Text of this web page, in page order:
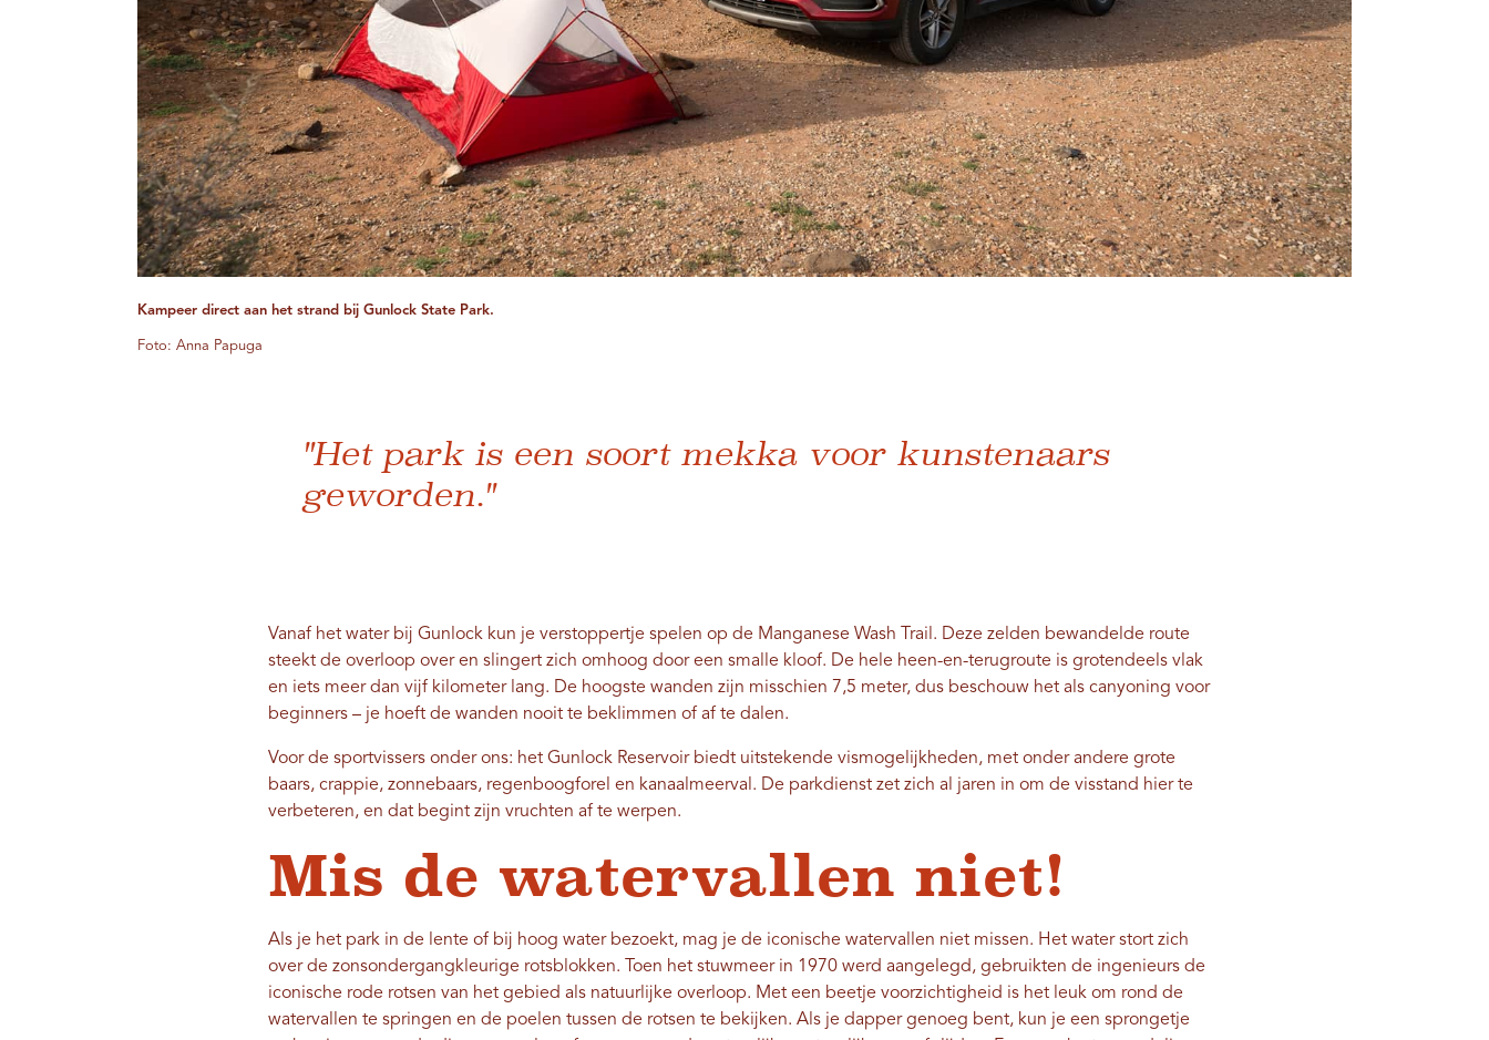
Kampeer direct aan het strand bij Gunlock State Park.
Foto: Anna Papuga
"Het park is een soort mekka voor kunstenaars
geworden."
Vanaf het water bij Gunlock kun je verstoppertje spelen op de Manganese Wash Trail. Deze zelden bewandelde route
steekt de overloop over en slingert zich omhoog door een smalle kloof. De hele heen-en-terugroute is grotendeels vlak
en iets meer dan vijf kilometer lang. De hoogste wanden zijn misschien 7,5 meter, dus beschouw het als canyoning voor
beginners – je hoeft de wanden nooit te beklimmen of af te dalen.
Voor de sportvissers onder ons: het Gunlock Reservoir biedt uitstekende vismogelijkheden, met onder andere grote
baars, crappie, zonnebaars, regenboogforel en kanaalmeerval. De parkdienst zet zich al jaren in om de visstand hier te
verbeteren, en dat begint zijn vruchten af ​​te werpen.
Mis de watervallen niet!
Als je het park in de lente of bij hoog water bezoekt, mag je de iconische watervallen niet missen. Het water stort zich
over de zonsondergangkleurige rotsblokken. Toen het stuwmeer in 1970 werd aangelegd, gebruikten de ingenieurs de
iconische rode rotsen van het gebied als natuurlijke overloop. Met een beetje voorzichtigheid is het leuk om rond de
watervallen te springen en de poelen tussen de rotsen te bekijken. Als je dapper genoeg bent, kun je een sprongetje